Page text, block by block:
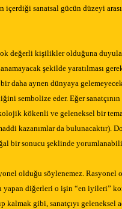
içerdiği sanatsal gücün düzeyi
değerli kişilikler olduğuna
şekilde yaratılması
daha aynen dünyaya
sembolize eder. Eğer
kökenli ve geleneksel bir
kazanımlar da bulunacaktır).
bir sonucu şeklinde
olduğu söylenemez. Rasyonel
yapan diğerleri o işin “en iyileri”
kalmak gibi, sanatçıyı geleneksel